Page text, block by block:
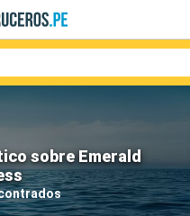
sobre Emerald